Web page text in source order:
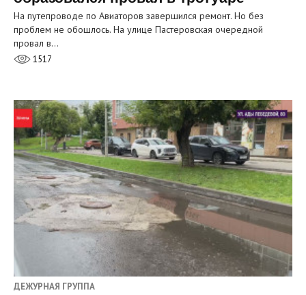
На путепроводе по Авиаторов завершился ремонт. Но без
проблем не обошлось. На улице Пастеровская очередной
провал в…
1517
ДЕЖУРНАЯ ГРУППА